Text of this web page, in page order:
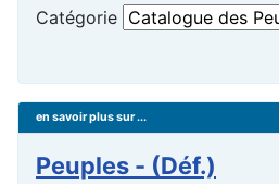
Catégorie
en savoir plus sur ...
Peuples - (Déf.)